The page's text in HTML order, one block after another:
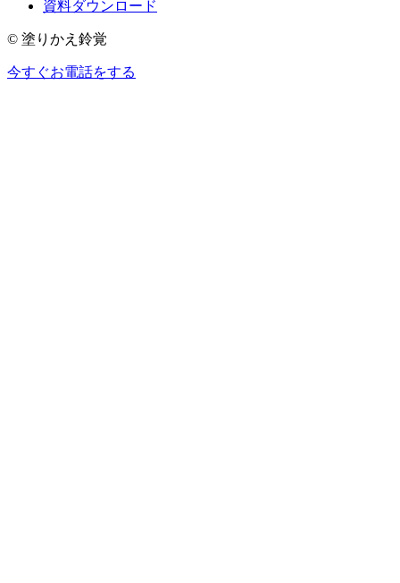
資料ダウンロード
© 塗りかえ鈴覚
今すぐお電話をする